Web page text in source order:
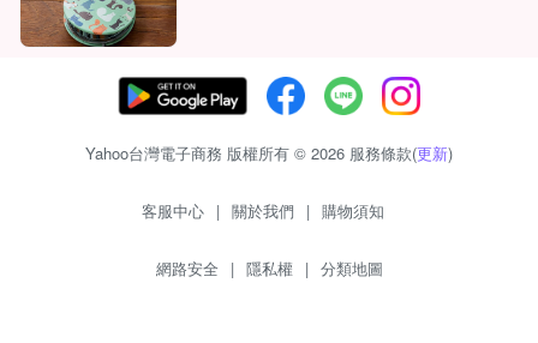
Yahoo台灣電子商務 版權所有 © 2026 服務條款(更新)
客服中心 | 關於我們 | 購物須知
網路安全 | 隱私權 | 分類地圖